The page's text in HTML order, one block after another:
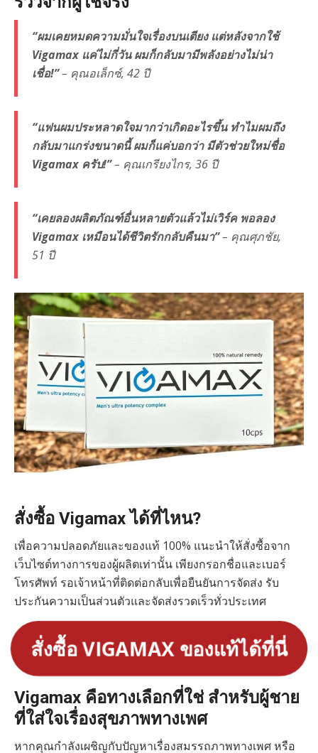
“ผมเคยหมดความมั่นใจเรื่องบนเตียง แต่หลังจากใช้
Vigamax แค่ไม่กี่วัน ผมก็กลับมามีพลังอย่างไม่น่า
เชื่อ!”– คุณอเล็กซ์, 42 ปี
“แฟนผมประหลาดใจมากว่าเกิดอะไรขึ้น ทำไมผมถึง
กลับมาแกร่งขนาดนี้ ผมก็แค่บอกว่า มีตัวช่วยใหม่ชื่อ
Vigamax ครับ!”– คุณเกรียงไกร, 36 ปี
“เคยลองผลิตภัณฑ์อื่นหลายตัวแล้วไม่เวิร์ค พอลอง
Vigamax เหมือนได้ชีวิตรักกลับคืนมา”– คุณศุภชัย,
51 ปี
สั่งซื้อ Vigamax ได้ที่ไหน?
เพื่อความปลอดภัยและของแท้ 100% แนะนำให้สั่งซื้อจาก
เว็บไซต์ทางการของผู้ผลิตเท่านั้น เพียงกรอกชื่อและเบอร์
โทรศัพท์ รอเจ้าหน้าที่ติดต่อกลับเพื่อยืนยันการจัดส่ง รับ
ประกันความเป็นส่วนตัวและจัดส่งรวดเร็วทั่วประเทศ
สั่งซื้อ VIGAMAX ของแท้ได้ที่นี่
Vigamax คือทางเลือกที่ใช่ สำหรับผู้ชาย
ที่ใส่ใจเรื่องสุขภาพทางเพศ
หากคุณกำลังเผชิญกับปัญหาเรื่องสมรรถภาพทางเพศ หรือ